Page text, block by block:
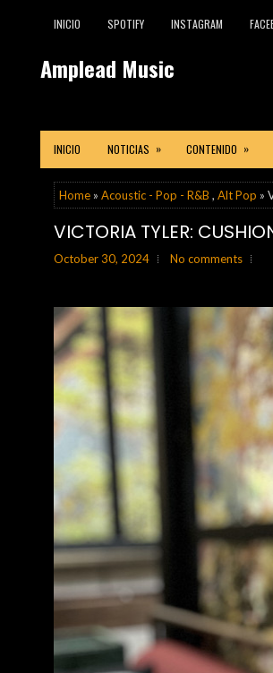
INICIO SPOTIFY INSTAGRAM
Amplead Music
INICIO NOTICIAS » CONTENIDO »
Home » Acoustic - Pop - R&B , Alt Pop »
VICTORIA TYLER:
October 30, 2024 No comments